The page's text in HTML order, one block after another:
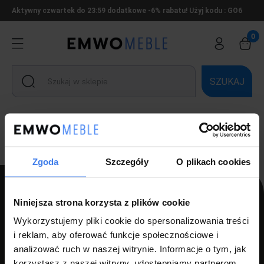
Zgoda Szczegóły O plikach cookies
Niniejsza strona korzysta z plików cookie
Wykorzystujemy pliki cookie do spersonalizowania treści
i reklam, aby oferować funkcje społecznościowe i
analizować ruch w naszej witrynie. Informacje o tym, jak
Aktywny czwartek do 23:59 dodatkowe -6% rabatu! Użyj kodu : GO6
SZUKAJ
Ten produkt jest niedostępny.
PPH LUZ s.c Szlagor Marek Szlagor Wojciech
ul. Kołłątaja 8,
46-203 Kluczbork